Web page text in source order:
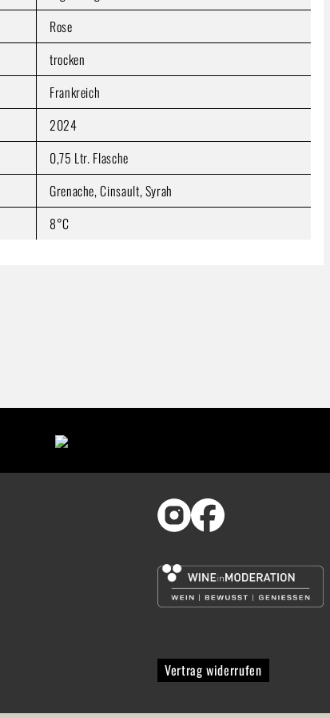
Rose
trocken
Frankreich
2024
0,75 Ltr. Flasche
Grenache, Cinsault, Syrah
8°C
Vertrag widerrufen